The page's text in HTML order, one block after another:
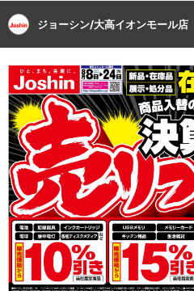
ジョーシン/大高イオンモール店